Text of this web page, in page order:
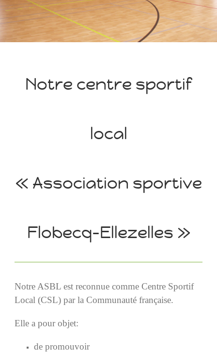
Notre centre sportif
local
« Association sportive
Flobecq-Ellezelles »
Notre ASBL est reconnue comme Centre Sportif
Local (CSL) par la Communauté française.
Elle a pour objet:
de promouvoir